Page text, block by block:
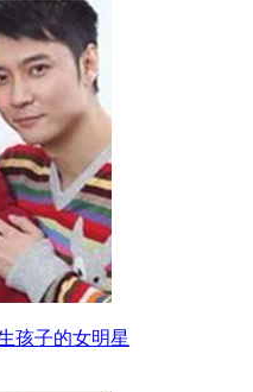
孩子的女明星